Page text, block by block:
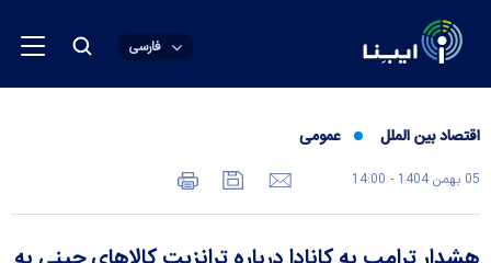
فارسی
اقتصاد بین الملل عمومی
05 بهمن 1404 - 14:00